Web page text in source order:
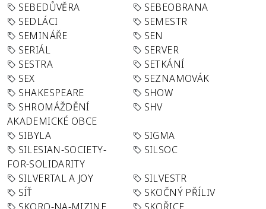
SEBEDŮVĚRA
SEBEOBRANA
SEDLÁCI
SEMESTR
SEMINÁŘE
SEN
SERIÁL
SERVER
SESTRA
SETKÁNÍ
SEX
SEZNAMOVÁK
SHAKESPEARE
SHOW
SHROMÁŽDĚNÍ
AKADEMICKÉ OBCE
SHV
SIBYLA
SIGMA
SILESIAN-SOCIETY-
FOR-SOLIDARITY
SILSOC
SILVERTAL A JOY
SILVESTR
SÍŤ
SKOČNÝ PŘÍLIV